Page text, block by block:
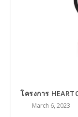
โครงการ
March 6, 2023